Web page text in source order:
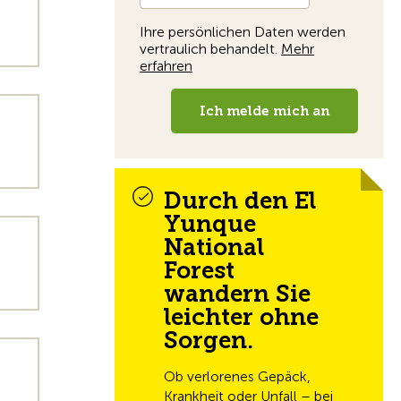
Durch den El
Yunque
National
Forest
wandern Sie
leichter ohne
Sorgen.
Ob verlorenes Gepäck,
Krankheit oder Unfall – bei